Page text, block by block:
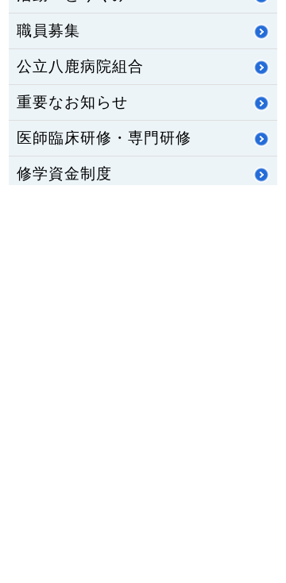
職員募集
公立八鹿病院組合
重要なお知らせ
医師臨床研修・専門研修
修学資金制度